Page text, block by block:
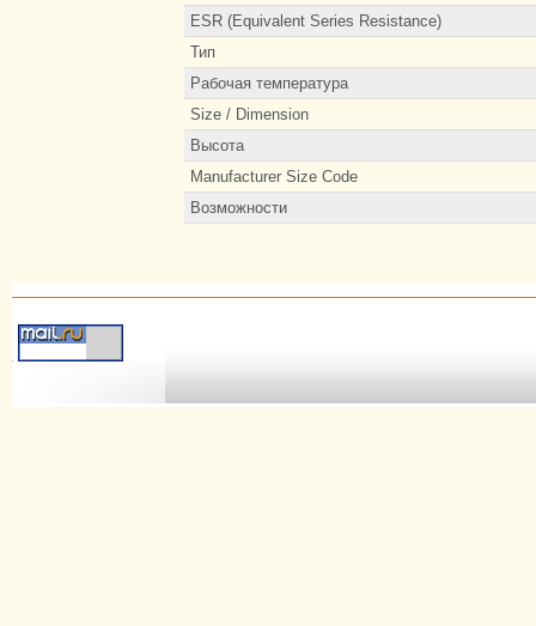
ESR (Equivalent Series Resistance)
Тип
Рабочая температура
Size / Dimension
Высота
Manufacturer Size Code
Возможности